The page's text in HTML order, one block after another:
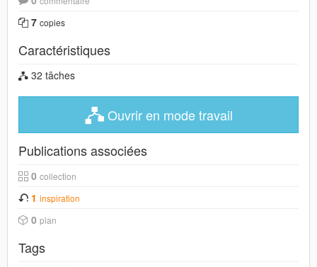
7 copies
Caractéristiques
32 tâches
Ouvrir en mode travail
Publications associées
0 collection
1 inspiration
0 plan
Tags